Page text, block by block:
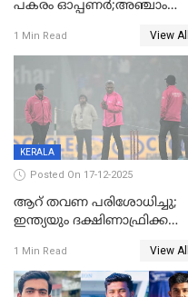
പകരം ഓപ്പണർ;അഞ്ചാം
മാറ്റം
1 Min Read View All
KERALA
Posted On 17-12-2025
ആറ് തവണ പരിശോധിച്ചു;
ഇന്ത്യയും ദക്ഷിണാഫ്രിക്കയും
ഉപേക്ഷിച്ചു
1 Min Read View All